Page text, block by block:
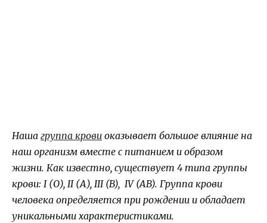
Наша группа крови оказывает большое влияние на
наш организм вместе с питанием и образом
жизни. Как известно, существует 4 типа группы
крови: I (О), II (А), III (B), IV (AB). Группа крови
человека определяется при рождении и обладает
уникальными характеристиками.